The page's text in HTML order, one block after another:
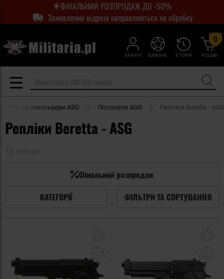
ФІНАЛЬНИЙ РОЗПРОДАЖ ДО -50%
Замовлення відразу направляються на обробку
АКАУНТ ІСТОРІЯ
БАЖАНЕ КОШИК
0
та револьвери ASG Пістолети ASG Репліки Beretta - ASG
Репліки Beretta - ASG
Фінальний розпродаж
КАТЕГОРІЇ
ФІЛЬТРИ ТА СОРТУВАННЯ
списку
уподобань